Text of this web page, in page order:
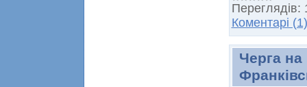
Переглядів:
Коментарі (1)
Черга на